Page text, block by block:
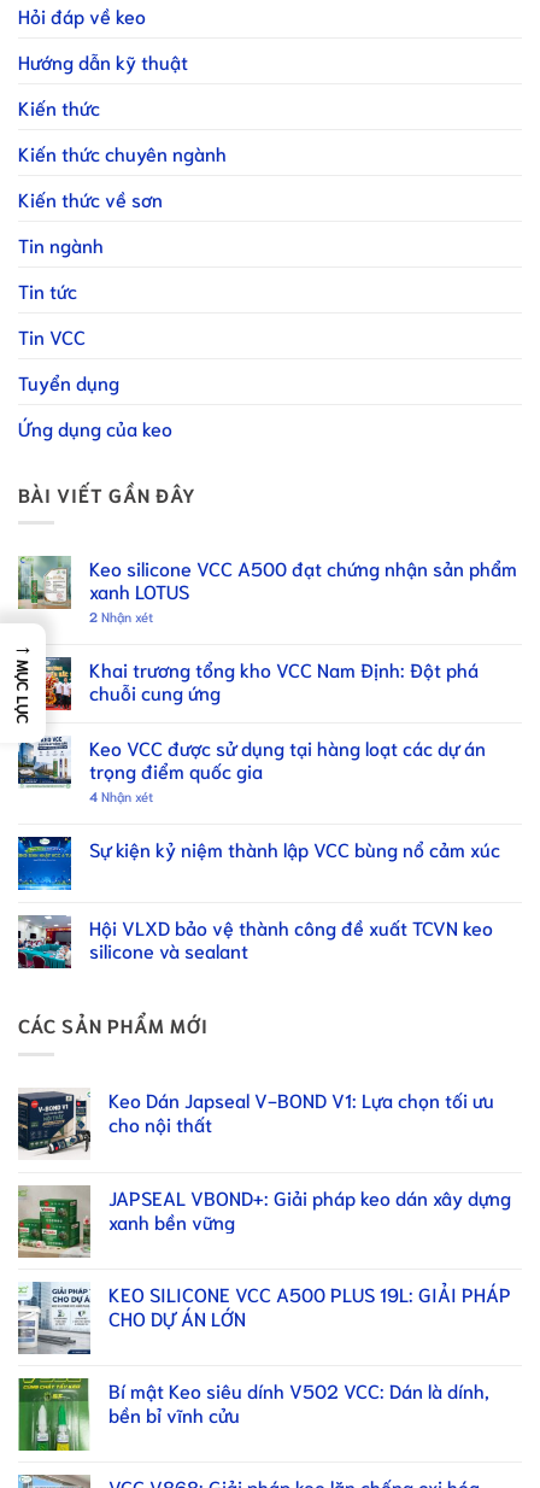
Hỏi đáp về keo
Hướng dẫn kỹ thuật
Kiến thức
Kiến thức chuyên ngành
Kiến thức về sơn
Tin ngành
Tin tức
Tin VCC
Tuyển dụng
Ứng dụng của keo
BÀI VIẾT GẦN ĐÂY
Keo silicone VCC A500 đạt chứng nhận sản phẩm
xanh LOTUS
2 Nhận xét
Khai trương tổng kho VCC Nam Định: Đột phá
chuỗi cung ứng
Keo VCC được sử dụng tại hàng loạt các dự án
trọng điểm quốc gia
4 Nhận xét
Sự kiện kỷ niệm thành lập VCC bùng nổ cảm xúc
Hội VLXD bảo vệ thành công đề xuất TCVN keo
silicone và sealant
CÁC SẢN PHẨM MỚI
Keo Dán Japseal V-BOND V1: Lựa chọn tối ưu
cho nội thất
JAPSEAL VBOND+: Giải pháp keo dán xây dựng
xanh bền vững
KEO SILICONE VCC A500 PLUS 19L: GIẢI PHÁP
CHO DỰ ÁN LỚN
Bí mật Keo siêu dính V502 VCC: Dán là dính,
bền bỉ vĩnh cửu
→
MỤC LỤC